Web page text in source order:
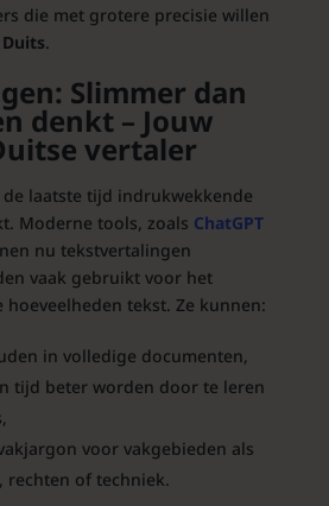
die met grotere precisie willen
.
Slimmer dan
denkt – Jouw
vertaler
de laatste tijd indrukwekkende
Moderne tools, zoals ChatGPT
nu tekstvertalingen
vaak gebruikt voor het
tekst. Ze kunnen:
in volledige documenten,
tijd beter worden door te leren
voor vakgebieden als
rechten of techniek.